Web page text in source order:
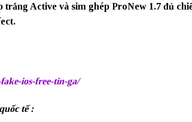
Active và sim ghép ProNew 1.7 đủ
ios-free-tin-ga/
tế :